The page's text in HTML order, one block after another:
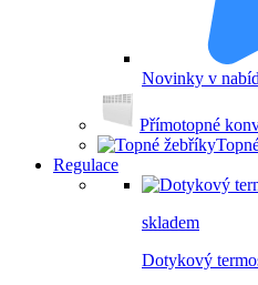
Novinky v
Přímotopné
Regulace
skladem
Dotykový